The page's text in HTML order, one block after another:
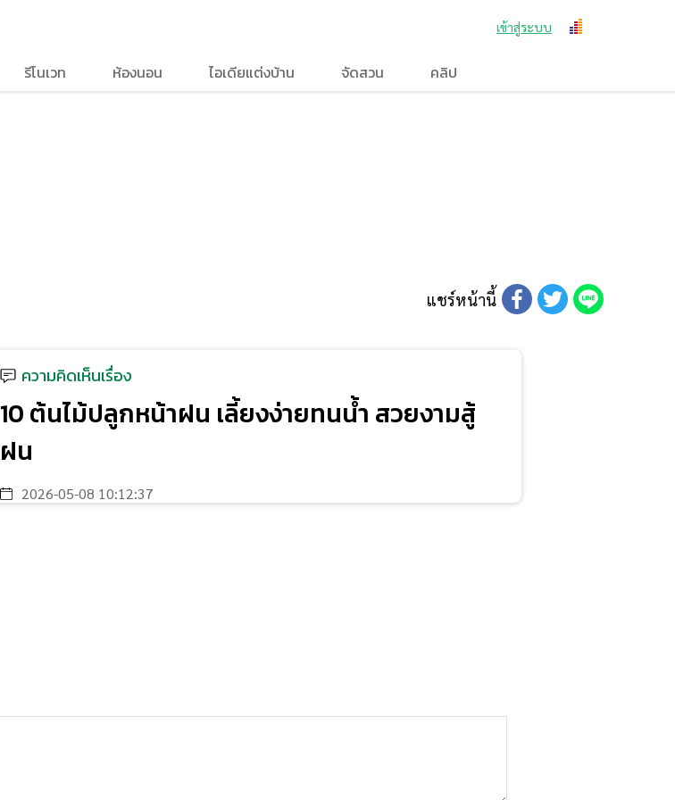
เข้าสู่ระบบ
รีโนเวท ห้องนอน ไอเดียแต่งบ้าน จัดสวน คลิป
แชร์หน้านี้
ความคิดเห็นเรื่อง
10 ต้นไม้ปลูกหน้าฝน เลี้ยงง่ายทนน้ำ สวยงามสู้
ฝน
2026-05-08 10:12:37